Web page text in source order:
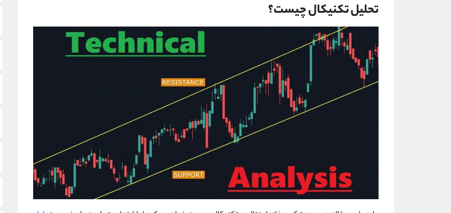
تحلیل تکنیکال چیست؟